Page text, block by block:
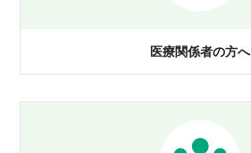
医療関係者の方へ